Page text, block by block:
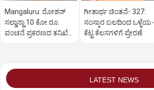
Mangaluru: ರೋಶನ್‌
ಸಲ್ಡಾನ್ಹಾ 10 ಕೋ.ರೂ.
ವಂಚನೆ ಪ್ರಕರಣದ ತನಿಖೆ
ಗೀತಾರ್ಥ ಚಿಂತನೆ- 327:
ಸಂಸ್ಕಾರ ಬಲದಿಂದ ಒಳ್ಳೆಯ-
ಕೆಟ್ಟ ಕೆಲಸಗಳಿಗೆ ಪ್ರೇರಣೆ
LATEST NEWS